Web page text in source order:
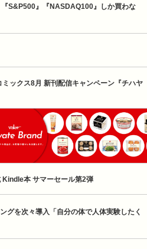
『S&P500』『NASDAQ100』しか買わな
ックス8月 新刊配信キャンペーン『チハヤ
Kindle本 サマーセール第2弾
グを次々導入「自分の体で人体実験したく